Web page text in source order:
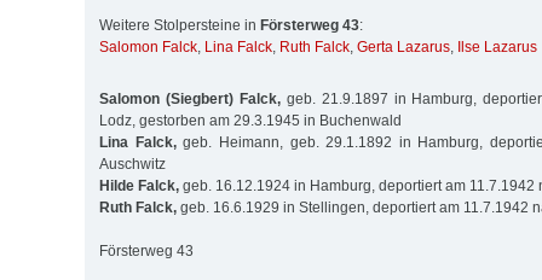
Weitere Stolpersteine in Försterweg 43:
Salomon Falck, Lina Falck, Ruth Falck, Gerta Lazarus, Ilse Lazarus
Salomon (Siegbert) Falck,geb. 21.9.1897 in Hamburg,
Lodz, gestorben am 29.3.1945 in Buchenwald
Lina Falck,geb. Heimann, geb. 29.1.1892 in Hamburg,
Auschwitz
Hilde Falck, geb. 16.12.1924 in Hamburg, deportiert am 11.7.1942
Ruth Falck, geb. 16.6.1929 in Stellingen, deportiert am 11.7.1942
Försterweg 43